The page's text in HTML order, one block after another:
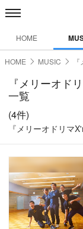
HOME
HOME MUSIC
『メリーオド
一覧
(4件)
『メリーオドリマ